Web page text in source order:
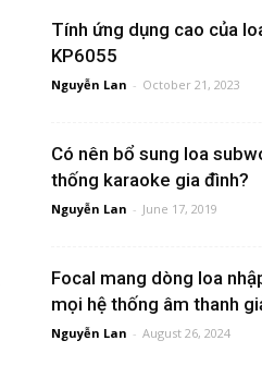
Tính ứng dụng cao của
KP6055
Nguyễn Lan - October 21, 2023
Có nên bổ sung loa
thống karaoke gia đình?
Nguyễn Lan - June 17, 2019
Focal mang dòng loa
mọi hệ thống âm thanh
Nguyễn Lan - August 26, 2024